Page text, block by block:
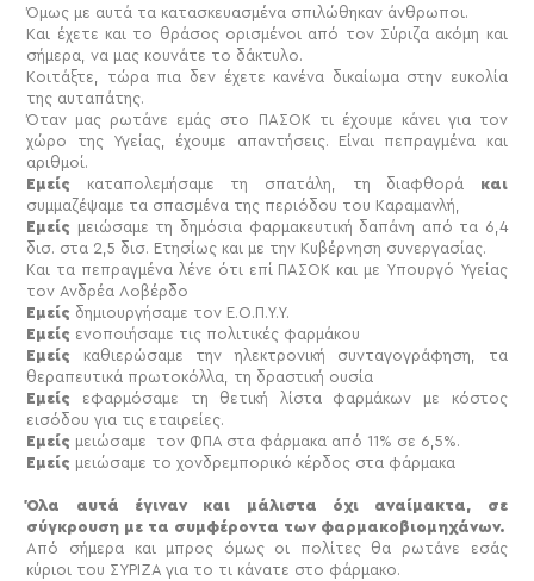
Όμως με αυτά τα κατασκευασμένα σπιλώθηκαν άνθρωποι.
Και έχετε και το θράσος ορισμένοι από τον Σύριζα ακόμη και
σήμερα, να μας κουνάτε το δάκτυλο.
Κοιτάξτε, τώρα πια δεν έχετε κανένα δικαίωμα στην ευκολία
της αυταπάτης.
Όταν μας ρωτάνε εμάς στο ΠΑΣΟΚ τι έχουμε κάνει για τον
χώρο της Υγείας, έχουμε απαντήσεις. Είναι πεπραγμένα και
αριθμοί.
Εμείς καταπολεμήσαμε τη σπατάλη, τη διαφθορά
και
συμμαζέψαμε τα σπασμένα της περιόδου του Καραμανλή,
Εμείς μειώσαμε τη δημόσια φαρμακευτική δαπάνη από τα 6,4
δισ. στα 2,5 δισ. Ετησίως και με την Κυβέρνηση συνεργασίας.
Και τα πεπραγμένα λένε ότι επί ΠΑΣΟΚ και με Υπουργό Υγείας
τον Ανδρέα Λοβέρδο
Εμείς δημιουργήσαμε τον Ε.Ο.Π.Υ.Υ.
Εμείς ενοποιήσαμε τις πολιτικές φαρμάκου
Εμείς
καθιερώσαμε την ηλεκτρονική συνταγογράφηση, τα
θεραπευτικά πρωτοκόλλα, τη δραστική ουσία
Εμείς
εφαρμόσαμε τη θετική λίστα φαρμάκων με κόστος
εισόδου για τις εταιρείες.
Εμείς μειώσαμε τον ΦΠΑ στα φάρμακα από 11% σε 6,5%.
Εμείς μειώσαμε το χονδρεμπορικό κέρδος στα φάρμακα
Όλα αυτά έγιναν και μάλιστα όχι αναίμακτα, σε
σύγκρουση με τα συμφέροντα των φαρμακοβιομηχάνων.
Από σήμερα και μπρος όμως οι πολίτες θα ρωτάνε εσάς
κύριοι του ΣΥΡΙΖΑ για το τι κάνατε στο φάρμακο.